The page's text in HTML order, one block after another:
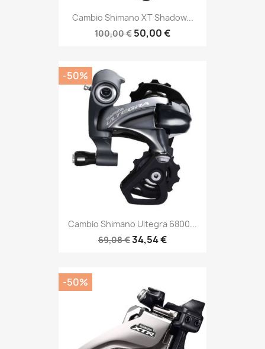
Cambio Shimano XT Shadow...
100,00 € 50,00 €
Cambio Shimano Ultegra 6800...
69,08 €34,54 €
-50%
-50%